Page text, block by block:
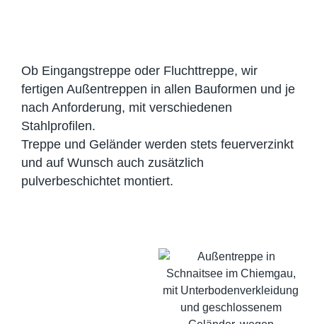
Ob Eingangstreppe oder Fluchttreppe, wir
fertigen Außentreppen in allen Bauformen und je
nach Anforderung, mit verschiedenen
Stahlprofilen.
Treppe und Geländer werden stets feuerverzinkt
und auf Wunsch auch zusätzlich
pulverbeschichtet montiert.